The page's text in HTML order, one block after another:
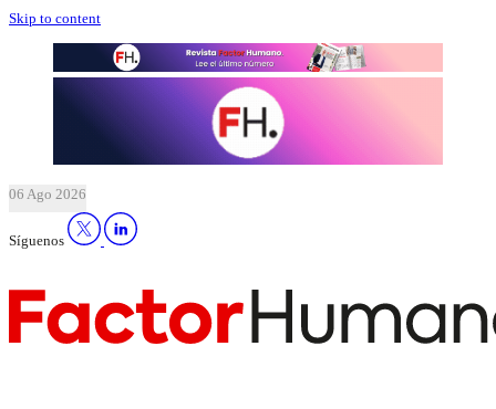
Skip to content
06 Ago 2026
Síguenos